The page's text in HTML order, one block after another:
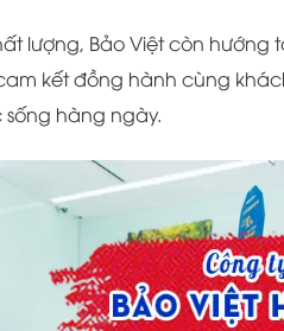
lượng, Bảo Việt còn hướng
kết đồng hành cùng
hàng ngày.